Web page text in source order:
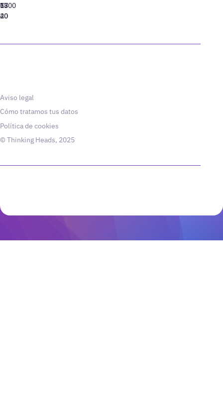
77
40
13
20
6800
Aviso legal
Cómo tratamos tus datos
Política de cookies
© Thinking Heads, 2025